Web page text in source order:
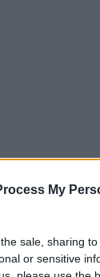
My
sale, sharing
or sensitive